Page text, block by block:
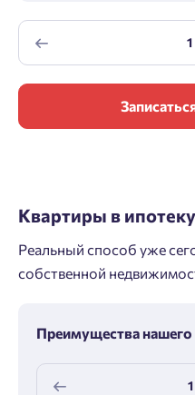
1
Квартиры в ипотеку
Реальный способ уже
собственной
Преимущества нашего
1